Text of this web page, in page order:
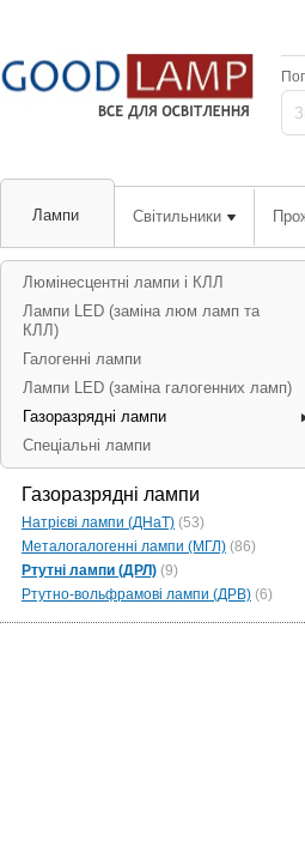
Лампи Світильники
Люмінесцентні лампи і КЛЛ
Лампи LED (заміна люм ламп та
КЛЛ)
Галогенні лампи
Лампи LED (заміна галогенних ламп)
Газоразрядні лампи
Спеціальні лампи
Газоразрядні лампи
Натрієві лампи (ДНаТ) (53)
Металогалогенні лампи (МГЛ) (86)
Ртутні лампи (ДРЛ) (9)
Ртутно-вольфрамові лампи (ДРВ) (6)